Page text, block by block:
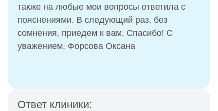
также на любые мои вопросы ответила с
пояснениями. В следующий раз, без
сомнения, приедем к вам. Спасибо! С
уважением, Форсова Оксана
Ответ клиники: